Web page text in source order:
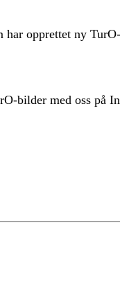
har opprettet ny
bilder med oss på